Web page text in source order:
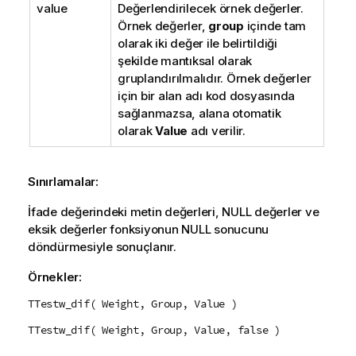
value
Değerlendirilecek örnek değerler.
Örnek değerler, group içinde tam
olarak iki değer ile belirtildiği
şekilde mantıksal olarak
gruplandırılmalıdır. Örnek değerler
için bir alan adı kod dosyasında
sağlanmazsa, alana otomatik
olarakValue adı verilir.
Sınırlamalar:
İfade değerindeki metin değerleri, NULLdeğerler ve
eksik değerler fonksiyonun NULLsonucunu
döndürmesiyle sonuçlanır.
Örnekler:
TTestw_dif( Weight, Group, Value )
TTestw_dif( Weight, Group, Value, false )